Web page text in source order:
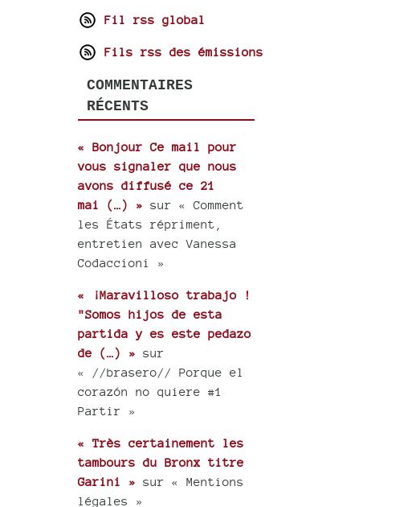
Fil rss global
Fils rss des émissions
COMMENTAIRES
RÉCENTS
« Bonjour Ce mail pour
vous signaler que nous
avons diffusé ce 21
mai (…) » sur « Comment
les États répriment,
entretien avec Vanessa
Codaccioni »
« ¡Maravilloso trabajo !
"Somos hijos de esta
partida y es este pedazo
de (…) » sur
« //brasero// Porque el
corazón no quiere #1
Partir »
« Très certainement les
tambours du Bronx titre
Garini » sur « Mentions
légales »